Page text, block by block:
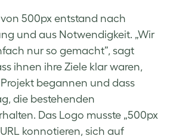
500px entstand nach
und aus Notwendigkeit. „Wir
nur so gemacht”, sagt
ihnen ihre Ziele klar waren,
begannen und dass
die bestehenden
Das Logo musste „500px
konnotieren, sich auf